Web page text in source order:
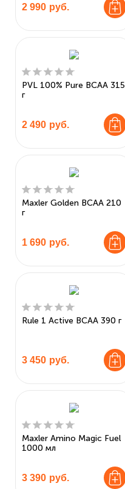
2 990 руб.
PVL 100% Pure BCAA 315
г
2 490 руб.
Maxler Golden BCAA 210
г
1 690 руб.
Rule 1 Active BCAA 390 г
3 450 руб.
Maxler Amino Magic Fuel
1000 мл
3 390 руб.